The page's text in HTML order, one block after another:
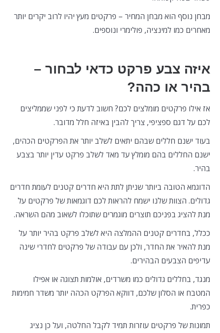
מבחן נוסף הוא מבחן המחיר – פרקטים מעץ יהיו לרוב יקרים יותר
מאחרים כמו למינציה, פולימרי ונוספים.
איזה צבע פרקט כדאי לבחור –
בהיר או כהה?
אז אילו פרקטים מומלצים לכם? חשוב לדעת כי לפני שממליצים
לכם על דגם ספציפי, צריך להבין באיזה חלל מדובר.
בעוד ישנם חללים שבהם יתאים לשלב יותר את הפרקטים הכהים,
ישנם החללים בהם מומלץ עד מאד לשלב פרקט עדין יותר בצבע
בהיר.
הדוגמא הטובה ביותר שניתן לתת היא חדרים קטנים לעומת חדרים
גדולים. הצוות שלנו ישמח להראות לכם דוגמאות של פרקטים על
מנת להציג בפניכם תוצרים מוגמרים שתוכלו לשאוב מהם השראה.
ככלל, בחדרים קטנים ההמלצה היא לשלב פרקט בהיר יותר על
מנת להאיר את החדר, ולכן עם עבודה של פרקטים לחדרי שינה
עדיפים הצבעים הבהירים.
מנגד, בחללים גדולים כמו משרדים, אולמות תצוגה או אפילו
המטבח או הסלון שלכם, דווקא הפרקט הכהה יותר משדר חמימות
כפרית.
תמונות של פרקטים עוזרות תמיד לקבל החלטה, ועל כן נציג